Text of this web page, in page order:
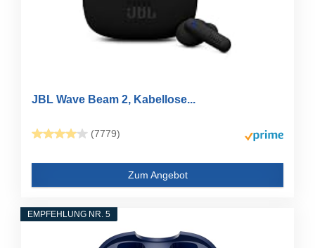
JBL Wave Beam 2, Kabellose...
(7779)
Zum Angebot
EMPFEHLUNG NR. 5